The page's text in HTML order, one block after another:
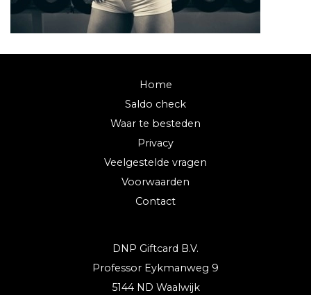
Home
Saldo check
Waar te besteden
Privacy
Veelgestelde vragen
Voorwaarden
Contact
DNP Giftcard B.V.
Professor Eykmanweg 9
5144 ND Waalwijk